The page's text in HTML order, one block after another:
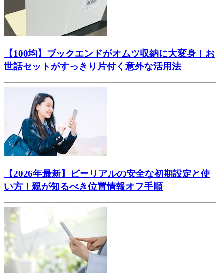
【100均】ブックエンドがオムツ収納に大変身！お
世話セットがすっきり片付く意外な活用法
【2026年最新】ビーリアルの安全な初期設定と使
い方！親が知るべき位置情報オフ手順